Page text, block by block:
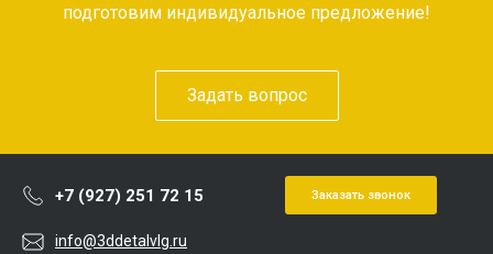
подготовим индивидуальное предложение!
Задать вопрос
+7 (927) 251 72 15 Заказать звонок
info@3ddetalvlg.ru